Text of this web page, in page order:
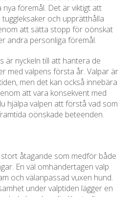
föremål. Det är viktigt att
och upprätthålla
att sätta stopp för oönskat
andra personliga föremål.
är nyckeln till att hantera de
med valpens första år. Valpar är
men det kan också innebära
att vara konsekvent med
hjälpa valpen att förstå vad som
oönskade beteenden.
åtagande som medför både
En väl omhändertagen valp
och välanpassad vuxen hund.
under valptiden lägger en